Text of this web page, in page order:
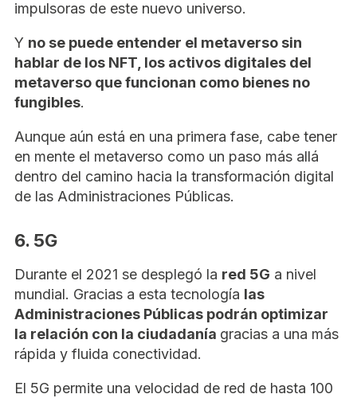
impulsoras de este nuevo universo.
Y no se puede entender el metaverso sin
hablar de los NFT, los activos digitales del
metaverso que funcionan como bienes no
fungibles.
Aunque aún está en una primera fase, cabe tener
en mente el metaverso como un paso más allá
dentro del camino hacia la transformación digital
de las Administraciones Públicas.
6. 5G
Durante el 2021 se desplegó la red 5G a nivel
mundial. Gracias a esta tecnología las
Administraciones Públicas podrán optimizar
la relación con la ciudadanía gracias a una más
rápida y fluida conectividad.
El 5G permite una velocidad de red de hasta 100